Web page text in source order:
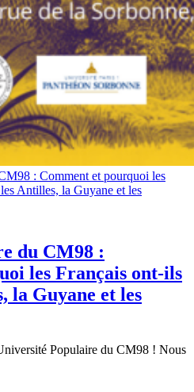
: Comment et pourquoi les
Antilles, la Guyane et les
du CM98 :
les Français ont-ils
la Guyane et les
Populaire du CM98 ! Nous